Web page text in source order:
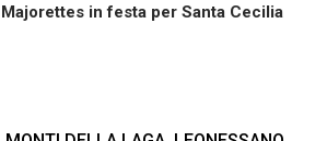
Majorettes in festa per Santa Cecilia